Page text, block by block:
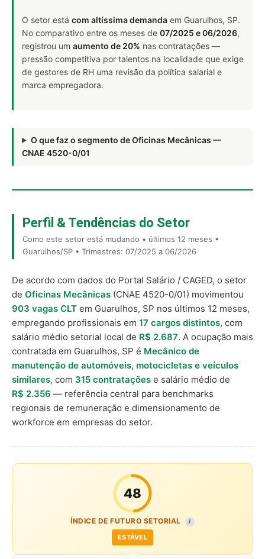
O setor está com altíssima demanda em Guarulhos, SP.
No comparativo entre os meses de 07/2025 e 06/2026,
registrou um aumento de 20% nas contratações —
pressão competitiva por talentos na localidade que exige
de gestores de RH uma revisão da política salarial e
marca empregadora.
O que faz o segmento de Oficinas Mecânicas —
CNAE 4520-0/01
Perfil & Tendências do Setor
Como este setor está mudando • últimos 12 meses •
Guarulhos/SP • Trimestres: 07/2025 a 06/2026
De acordo com dados do Portal Salário / CAGED, o setor
de Oficinas Mecânicas (CNAE 4520-0/01) movimentou
903 vagas CLT em Guarulhos, SP nos últimos 12 meses,
empregando profissionais em 17 cargos distintos, com
salário médio setorial local de R$ 2.687. A ocupação mais
contratada em Guarulhos, SP é Mecânico de
manutenção de automóveis, motocicletas e veículos
similares, com 315 contratações e salário médio de
R$ 2.356 — referência central para benchmarks
regionais de remuneração e dimensionamento de
workforce em empresas do setor.
48
ÍNDICE DE FUTURO SETORIAL I
ESTÁVEL